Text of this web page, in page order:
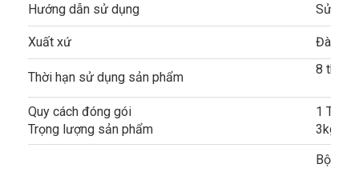
Hướng dẫn sử dụng Sử
Xuất xứ Đài
Thời hạn sử dụng sản phẩm
8
Quy cách đóng gói
Trọng lượng sản phẩm
1
3kg
Bột